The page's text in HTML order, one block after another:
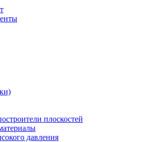
плоскостей
давления